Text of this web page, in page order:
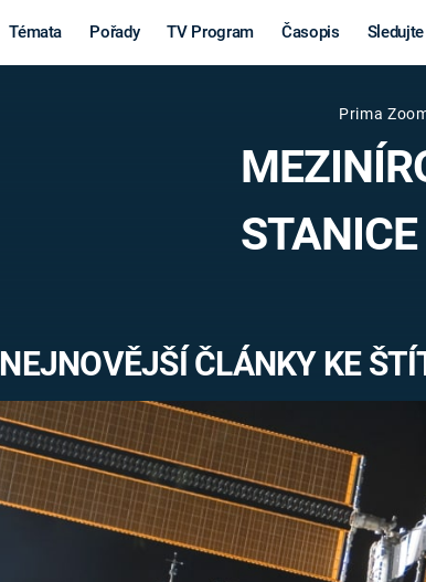
Témata Pořady TV Program Časopis
Výročí
MARIE TEREZIE
NAPOLEON
BONAPARTE
UFO A
Prima
STANICE
NEJNOVĚJŠÍ ČLÁNKY KE